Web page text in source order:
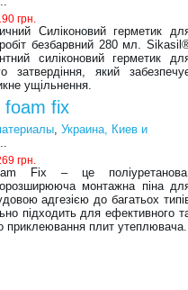
грн.
Силіконовий герметик
робіт безбарвний 280 мл.
силіконовий герметик
затвердіння, який
ущільнення.
foam fix
,Украина, Киев и
грн.
Fix – це
монтажна піна
адгезією до багатьох
підходить для ефективного
приклеювання плит утеплювача.